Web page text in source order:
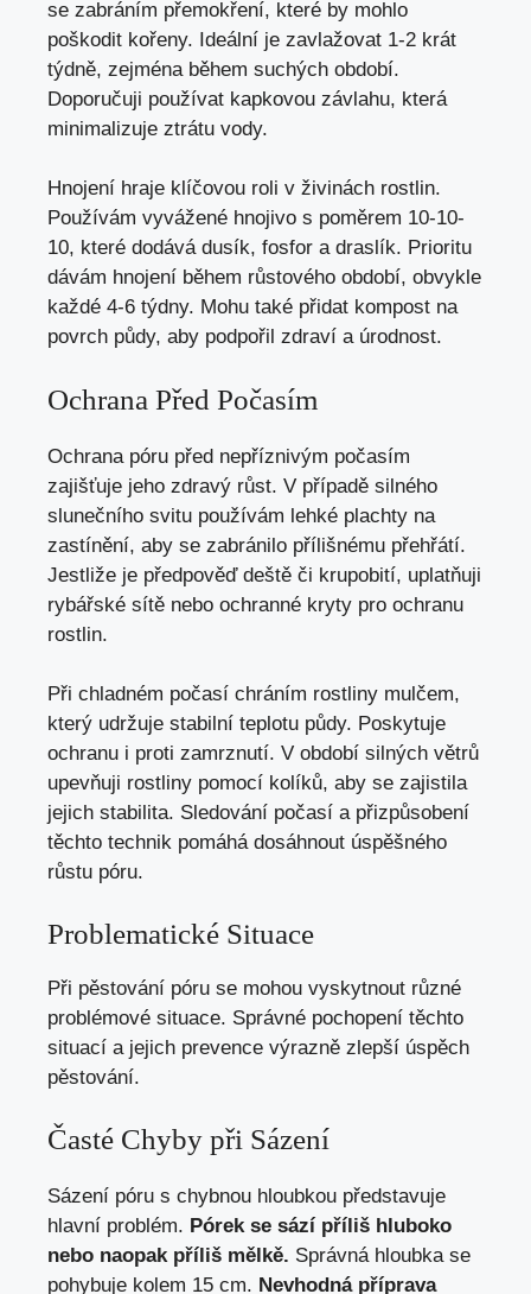
se zabráním přemokření, které by mohlo
poškodit kořeny. Ideální je zavlažovat 1-2 krát
týdně, zejména během suchých období.
Doporučuji používat kapkovou závlahu, která
minimalizuje ztrátu vody.
Hnojení hraje klíčovou roli v živinách rostlin.
Používám vyvážené hnojivo s poměrem 10-10-
10, které dodává dusík, fosfor a draslík. Prioritu
dávám hnojení během růstového období, obvykle
každé 4-6 týdny. Mohu také přidat kompost na
povrch půdy, aby podpořil zdraví a úrodnost.
Ochrana Před Počasím
Ochrana póru před nepříznivým počasím
zajišťuje jeho zdravý růst. V případě silného
slunečního svitu používám lehké plachty na
zastínění, aby se zabránilo přílišnému přehřátí.
Jestliže je předpověď deště či krupobití, uplatňuji
rybářské sítě nebo ochranné kryty pro ochranu
rostlin.
Při chladném počasí chráním rostliny mulčem,
který udržuje stabilní teplotu půdy. Poskytuje
ochranu i proti zamrznutí. V období silných větrů
upevňuji rostliny pomocí kolíků, aby se zajistila
jejich stabilita. Sledování počasí a přizpůsobení
těchto technik pomáhá dosáhnout úspěšného
růstu póru.
Problematické Situace
Při pěstování póru se mohou vyskytnout různé
problémové situace. Správné pochopení těchto
situací a jejich prevence výrazně zlepší úspěch
pěstování.
Časté Chyby při Sázení
Sázení póru s chybnou hloubkou představuje
hlavní problém. Pórek se sází příliš hluboko
nebo naopak příliš mělkě. Správná hloubka se
pohybuje kolem 15 cm. Nevhodná příprava